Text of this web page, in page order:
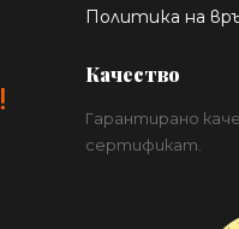
Политика на
Качество
Гарантирано
сертификат.